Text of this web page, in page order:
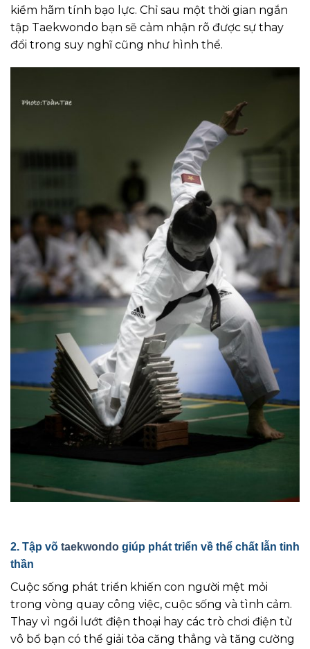
kiềm hãm tính bạo lực. Chỉ sau một thời gian ngắn
tập Taekwondo bạn sẽ cảm nhận rõ được sự thay
đổi trong suy nghĩ cũng như hình thể.
2. Tập võ taekwondo giúp phát triển về thể chất lẫn tinh
thần
Cuộc sống phát triển khiến con người mệt mỏi
trong vòng quay công việc, cuộc sống và tình cảm.
Thay vì ngồi lướt điện thoại hay các trò chơi điện tử
vô bổ bạn có thể giải tỏa căng thẳng và tăng cường